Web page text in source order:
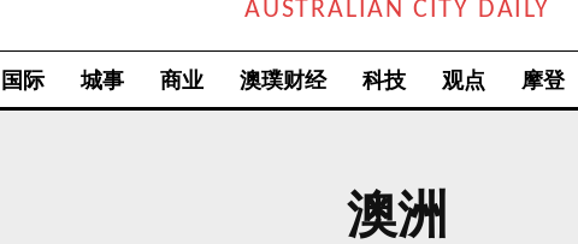
AUSTRALIAN CITY DAILY
国际 城事 商业 澳璞财经 科技 观点 摩登
澳洲